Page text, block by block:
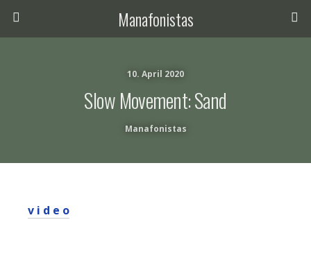
Manafonistas
10. April 2020
Slow Movement: Sand
Manafonistas
v i d e o